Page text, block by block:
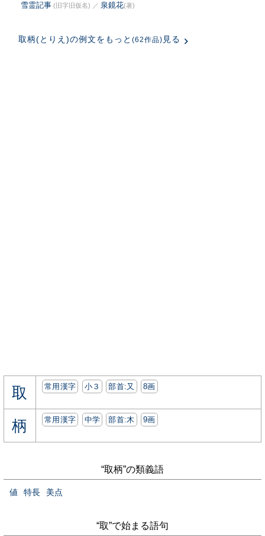
雪霊記事 (旧字旧仮名) ／ 泉鏡花(著)
取柄(とりえ)の例文をもっと (62作品) 見る
取 常用漢字 小３ 部首:⼜ 8画
柄 常用漢字 中学 部首:⽊ 9画
“取柄”の類義語
値 特長 美点
“取”で始まる語句